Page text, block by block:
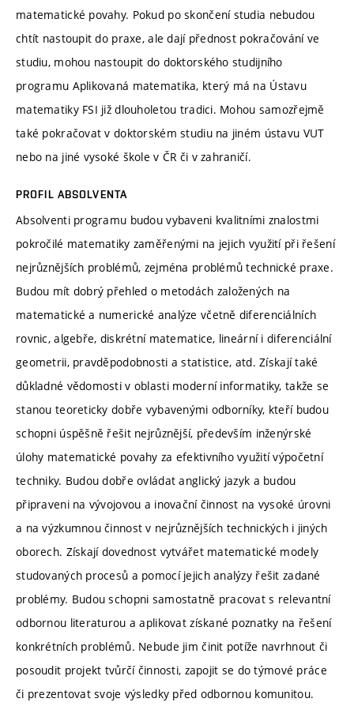
matematické povahy. Pokud po skončení studia nebudou
chtít nastoupit do praxe, ale dají přednost pokračování ve
studiu, mohou nastoupit do doktorského studijního
programu Aplikovaná matematika, který má na Ústavu
matematiky FSI již dlouholetou tradici. Mohou samozřejmě
také pokračovat v doktorském studiu na jiném ústavu VUT
nebo na jiné vysoké škole v ČR či v zahraničí.
PROFIL ABSOLVENTA
Absolventi programu budou vybaveni kvalitními znalostmi
pokročilé matematiky zaměřenými na jejich využití při řešení
nejrůznějších problémů, zejména problémů technické praxe.
Budou mít dobrý přehled o metodách založených na
matematické a numerické analýze včetně diferenciálních
rovnic, algebře, diskrétní matematice, lineární i diferenciální
geometrii, pravděpodobnosti a statistice, atd. Získají také
důkladné vědomosti v oblasti moderní informatiky, takže se
stanou teoreticky dobře vybavenými odborníky, kteří budou
schopni úspěšně řešit nejrůznější, především inženýrské
úlohy matematické povahy za efektivního využití výpočetní
techniky. Budou dobře ovládat anglický jazyk a budou
připraveni na vývojovou a inovační činnost na vysoké úrovni
a na výzkumnou činnost v nejrůznějších technických i jiných
oborech. Získají dovednost vytvářet matematické modely
studovaných procesů a pomocí jejich analýzy řešit zadané
problémy. Budou schopni samostatně pracovat s relevantní
odbornou literaturou a aplikovat získané poznatky na řešení
konkrétních problémů. Nebude jim činit potíže navrhnout či
posoudit projekt tvůrčí činnosti, zapojit se do týmové práce
či prezentovat svoje výsledky před odbornou komunitou.